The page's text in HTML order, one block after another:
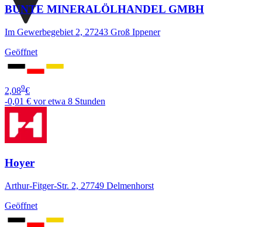
BUNTE MINERALÖLHANDEL GMBH
Im Gewerbegebiet 2, 27243 Groß Ippener
Geöffnet
2,089€
-0,01 € vor etwa 8 Stunden
Hoyer
Arthur-Fitger-Str. 2, 27749 Delmenhorst
Geöffnet